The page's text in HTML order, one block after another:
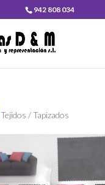
942 808 034
Tejidos / Tapizados